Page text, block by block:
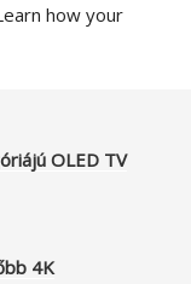
how your
OLED TV
4K